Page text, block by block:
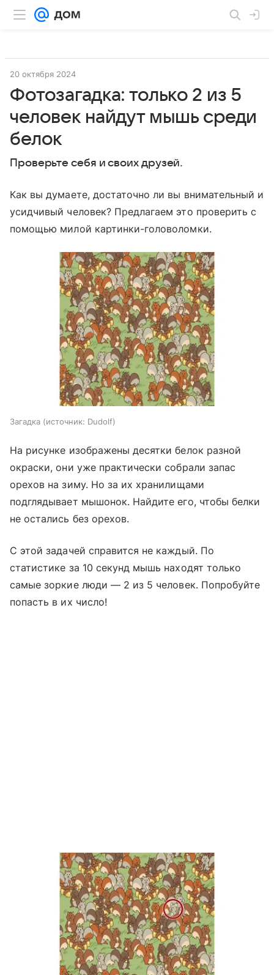
20 октября 2024
Фотозагадка: только 2 из 5
человек найдут мышь среди
белок
Проверьте себя и своих друзей.
Как вы думаете, достаточно ли вы внимательный и
усидчивый человек? Предлагаем это проверить с
помощью милой картинки-головоломки.
Загадка источник: Dudolf
На рисунке изображены десятки белок разной
окраски, они уже практически собрали запас
орехов на зиму. Но за их хранилищами
подглядывает мышонок. Найдите его, чтобы белки
не остались без орехов.
С этой задачей справится не каждый. По
статистике за 10 секунд мышь находят только
самые зоркие люди — 2 из 5 человек. Попробуйте
попасть в их число!